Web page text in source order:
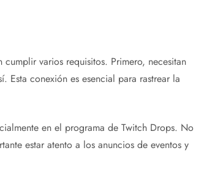
varios requisitos. Primero, necesitan
Esta conexión es esencial para rastrear la
en el programa de Twitch Drops. No
estar atento a los anuncios de eventos y